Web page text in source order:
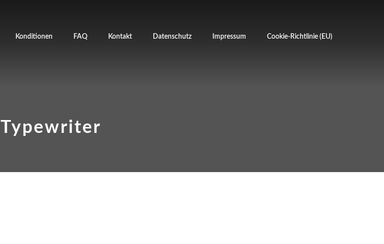
Konditionen FAQ Kontakt Datenschutz Impressum Cookie-Richtlinie (EU)
Typewriter